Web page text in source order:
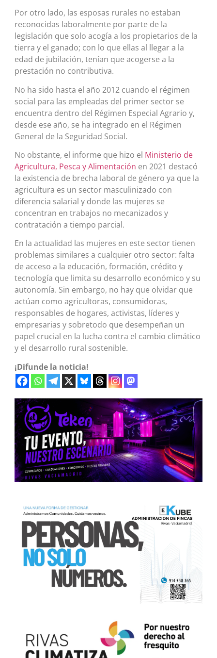
Por otro lado, las esposas rurales no estaban
reconocidas laboralmente por parte de la
legislación que solo acogía a los propietarios de la
tierra y el ganado; con lo que ellas al llegar a la
edad de jubilación, tenían que acogerse a la
prestación no contributiva.
No ha sido hasta el año 2012 cuando el régimen
social para las empleadas del primer sector se
encuentra dentro del Régimen Especial Agrario y,
desde ese año, se ha integrado en el Régimen
General de la Seguridad Social.
No obstante, el informe que hizo el Ministerio de
Agricultura, Pesca y Alimentación en 2021 destacó
la existencia de brecha laboral de género ya que la
agricultura es un sector masculinizado con
diferencia salarial y donde las mujeres se
concentran en trabajos no mecanizados y
contratación a tiempo parcial.
En la actualidad las mujeres en este sector tienen
problemas similares a cualquier otro sector: falta
de acceso a la educación, formación, crédito y
tecnología que limita su desarrollo económico y su
autonomía. Sin embargo, no hay que olvidar que
actúan como agricultoras, consumidoras,
responsables de hogares, activistas, líderes y
empresarias y sobretodo que desempeñan un
papel crucial en la lucha contra el cambio climático
y el desarrollo rural sostenible.
¡Difunde la noticia!